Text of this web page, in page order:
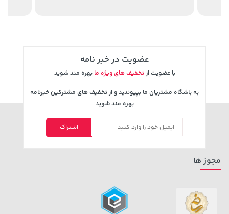
خرید
2,754,500 تومان
3,310,000
عضویت در خبر نامه
با عضویت ازتخفیف های ویژه ما بهره مند شوید
به باشگاه مشتریان ما بپیوندید و از تخفیف های مشترکین خبرنامه
بهره مند شوید
اشتراک
مجوز ها